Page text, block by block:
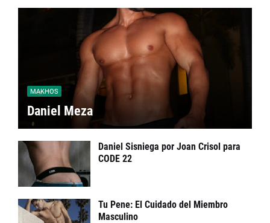
MAKHOS
Daniel Meza
Daniel Sisniega por Joan Crisol para
CODE 22
Tu Pene: El Cuidado del Miembro
Masculino